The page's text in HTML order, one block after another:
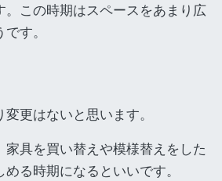
。この時期はスペースをあまり広
す。
更はないと思います。
家具を買い替えや模様替えをした
る時期になるといいです。